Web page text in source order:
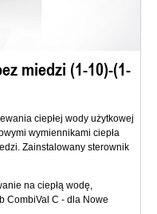
miedzi (1-10)-(1-
ciepłej wody użytkowej
wymiennikami ciepła
Zainstalowany sterownik
na ciepłą wodę,
CombiVal C - dla Nowe